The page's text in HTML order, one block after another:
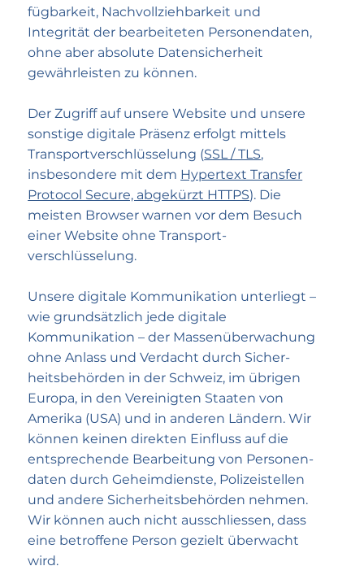
fügbarkeit, Nach­vollzieh­barkeit und
Integrität der bearbeiteten Personen­daten,
ohne aber absolute Daten­sicherheit
gewährleisten zu können.
Der Zugriff auf unsere Website und unsere
sonstige digitale Präsenz erfolgt mittels
Transport­verschlüsselung (SSL / TLS,
insbesondere mit dem Hypertext Transfer
Protocol Secure, abgekürzt HTTPS). Die
meisten Browser warnen vor dem Besuch
einer Website ohne Transport­
verschlüsselung.
Unsere digitale Kommunikation unterliegt –
wie grundsätzlich jede digitale
Kommunikation – der Massen­überwachung
ohne Anlass und Verdacht durch Sicher­
heitsbehörden in der Schweiz, im übrigen
Europa, in den Vereinigten Staaten von
Amerika (USA) und in anderen Ländern. Wir
können keinen direkten Einfluss auf die
entsprechende Bearbeitung von Personen­
daten durch Geheim­dienste, Polizei­stellen
und andere Sicherheits­behörden nehmen.
Wir können auch nicht ausschliessen, dass
eine betroffene Person gezielt überwacht
wird.